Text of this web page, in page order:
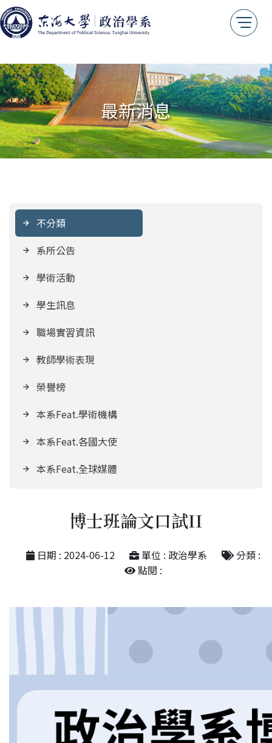
最新消息
不分類
系所公告
學術活動
學生訊息
職場實習資訊
教師學術表現
榮譽榜
本系Feat.學術機構
本系Feat.各國大使
本系Feat.全球媒體
博士班論文口試II
日期 : 2024-06-12 單位 : 政治學系
分類 :
點閱 :